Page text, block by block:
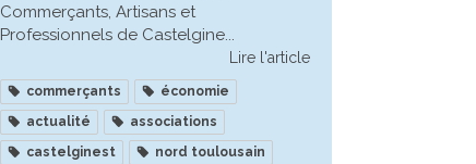
Commerçants, Artisans et
Professionnels de Castelgine...
Lire l'article
commerçants
économie
actualité
associations
castelginest
nord toulousain